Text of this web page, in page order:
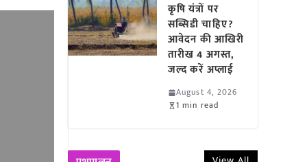
कृषि यंत्रों पर
सब्सिडी चाहिए?
आवेदन की आखिरी
तारीख 4 अगस्त,
जल्द करें अप्लाई
August 4, 2026
1 min read